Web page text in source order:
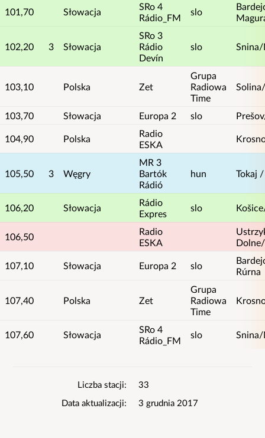
101,70 Słowacja
SRo 4
Rádio_FM
slo
102,20 3 Słowacja
SRo 3
Rádio
Devín
slo
103,10 Polska Zet
Grupa
Radiowa
Time
103,70 Słowacja Europa 2 slo
104,90 Polska
Radio
ESKA
105,50 3 Węgry
MR 3
Bartók
Rádió
hun Tokaj
106,20 Słowacja
Rádio
Expres
slo
106,50
Radio
ESKA
107,10 Słowacja Europa 2 slo
Rúrna
107,40 Polska Zet
Grupa
Radiowa
Time
107,60 Słowacja
SRo 4
Rádio_FM
slo
InformacjeLiczba stacji
33
Data aktualizacji
3 grudnia 2017